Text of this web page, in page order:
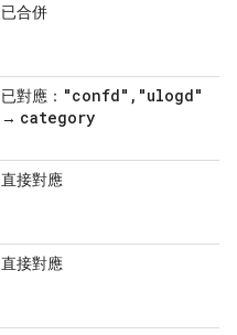
已合併
已對應： "confd" , "ulogd"
→ category
直接對應
直接對應